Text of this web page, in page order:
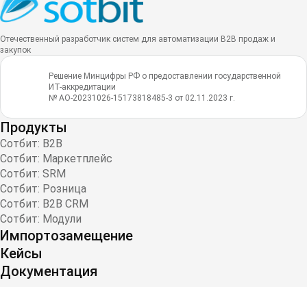
Отечественный разработчик систем для автоматизации B2B продаж и
закупок
Решение Минцифры РФ о предоставлении государственной
ИТ-аккредитации
№ АО-20231026-15173818485-3 от 02.11.2023 г.
Продукты
Сотбит: B2B
Сотбит: Маркетплейс
Сотбит: SRM
Сотбит: Розница
Сотбит: B2B CRM
Сотбит: Модули
Импортозамещение
Кейсы
Документация